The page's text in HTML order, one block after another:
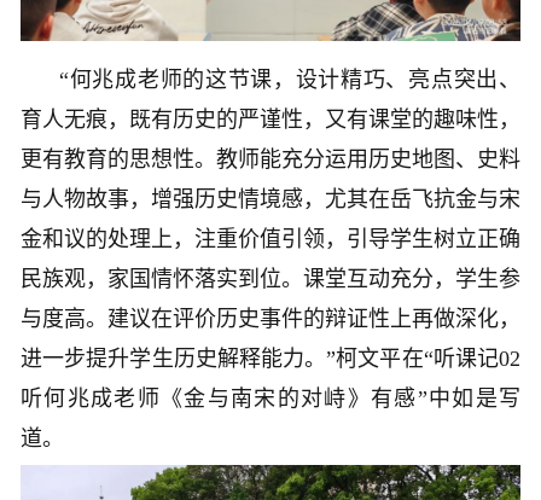
“何兆成老师的这节课，设计精巧、亮点突出、
育人无痕，既有历史的严谨性，又有课堂的趣味性，
更有教育的思想性。教师能充分运用历史地图、史料
与人物故事，增强历史情境感，尤其在岳飞抗金与宋
金和议的处理上，注重价值引领，引导学生树立正确
民族观，家国情怀落实到位。课堂互动充分，学生参
与度高。建议在评价历史事件的辩证性上再做深化，
进一步提升学生历史解释能力。”柯文平在“听课记02
听何兆成老师《金与南宋的对峙》有感”中如是写
道。